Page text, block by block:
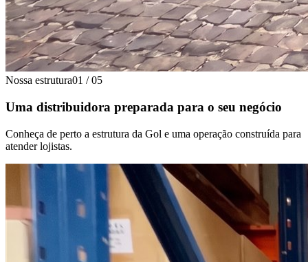
Nossa estrutura01 / 05
Uma distribuidora preparada para o seu negócio
Conheça de perto a estrutura da Gol e uma operação construída para
atender lojistas.